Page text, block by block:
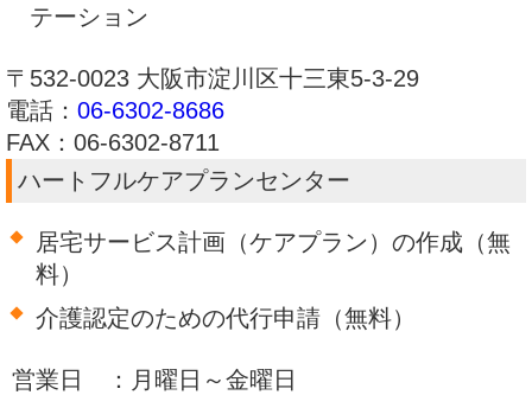
テーション
〒532-0023 大阪市淀川区十三東5-3-29
電話： 06-6302-8686
FAX：06-6302-8711
ハートフルケアプランセンター
居宅サービス計画（ケアプラン）の作成（無
料）
介護認定のための代行申請（無料）
営業日 ：月曜日～金曜日